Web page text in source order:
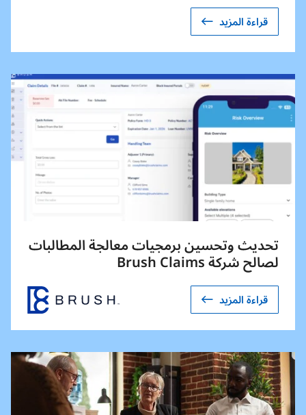
قراءة المزيد
تحديث وتحسين برمجيات معالجة المطالبات
لصالح شركة Brush Claims
قراءة المزيد